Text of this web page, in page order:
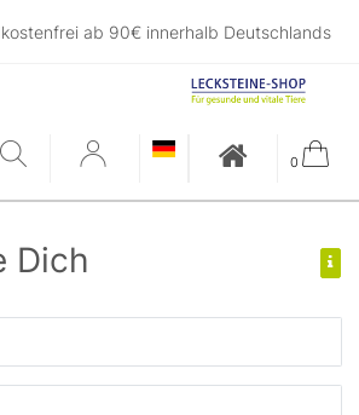
ab 90€ innerhalb Deutschlands
0
Dich